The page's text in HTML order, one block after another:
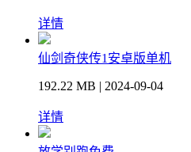
详情
仙剑奇侠传1安卓版单机
192.22 MB | 2024-09-04
详情